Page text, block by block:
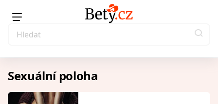
Sexuální poloha